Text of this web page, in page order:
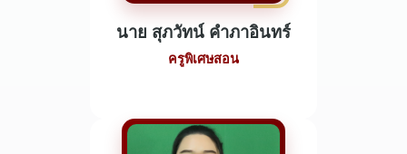
นาย สุภวัทน์ คำภาอินทร์
ครูพิเศษสอน